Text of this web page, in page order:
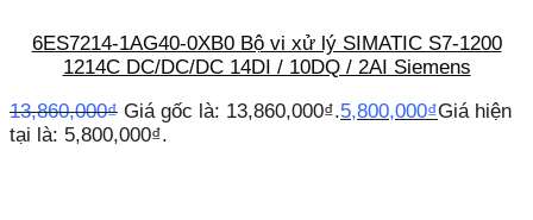
6ES7214-1AG40-0XB0 Bộ vi xử lý SIMATIC S7-1200
1214C DC/DC/DC 14DI / 10DQ / 2AI Siemens
13,860,000₫ Giá gốc là: 13,860,000₫.5,800,000₫Giá hiện
tại là: 5,800,000₫.